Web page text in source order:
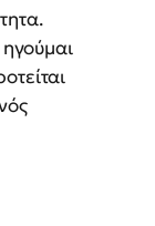
ηγούμαι